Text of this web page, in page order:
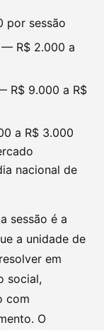
por sessão
— R$ 2.000 a
R$ 9.000 a R$
a R$ 3.000
nacional de
sessão é a
a unidade de
em
social,
com
O